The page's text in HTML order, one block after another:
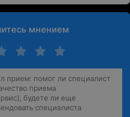
мнением